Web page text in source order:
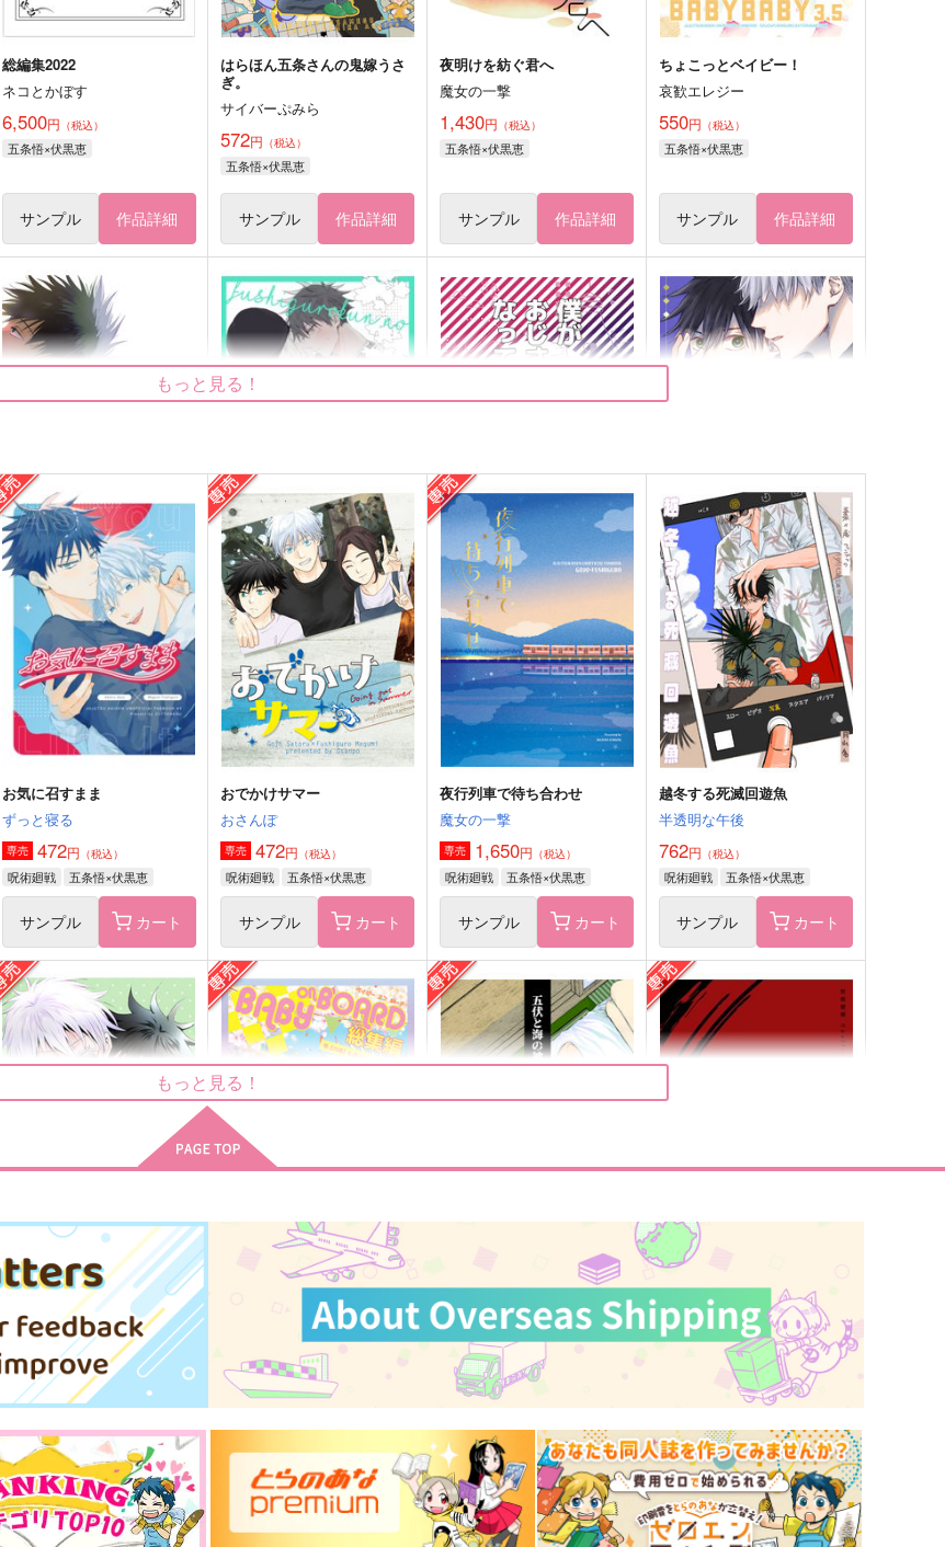
総編集2022
ネコとかぼす
6,500円 （税込）
五条悟×伏黒恵
サンプル 作品詳細
はらほん五条さんの鬼嫁うさ
ぎ。
サイバーぷみら
572円 （税込）
五条悟×伏黒恵
サンプル 作品詳細
夜明けを紡ぐ君へ
魔女の一撃
1,430円 （税込）
五条悟×伏黒恵
サンプル 作品詳細
ちょこっとベイビー！
哀歓エレジー
550円 （税込）
五条悟×伏黒恵
サンプル 作品詳細
you know what
鳥の巣
1,572 （税込）
五条悟×伏黒恵
サンプル 作品詳細
伏黒くんの〇〇って？
Bitter Snows
787円（税込）
五条悟×伏黒恵
サンプル 作品詳細
僕がおじさんになっても
つぶつぶおはぎ
944円（税込）
五条悟×伏黒恵
サンプル 作品詳細
想いは行方知れず
六花
787円（税込）
五条悟×伏黒恵
サンプル 作品詳細
青春ロジック
明日のキスじゃ、間に合わな
い
vacare-s-presso
1,265
五条悟×伏黒恵
星を拾う旅路
どうなるかわかりませんよ
もっと見る！
お気に召すまま
ずっと寝る
専売 472円 （税込）
呪術廻戦 五条悟×伏黒恵
サンプル カート
おでかけサマー
おさんぽ
専売 472円 （税込）
呪術廻戦 五条悟×伏黒恵
サンプル カート
夜行列車で待ち合わせ
魔女の一撃
専売 1,650円 （税込）
呪術廻戦 五条悟×伏黒恵
サンプル カート
越冬する死滅回遊魚
半透明な午後
762円 （税込）
呪術廻戦 五条悟×伏黒恵
サンプル カート
せんぱいこうはい
子供騙し。
専売 1,572円（税込）
呪術廻戦 五条悟×伏黒恵
サンプル カート
BABY ON BOARD 総集編
円（税込）
呪術廻戦 五条悟×伏黒恵
サンプル カート
五伏と海の神様 後編ノ壱
ゴミ箱
944円（税込）
呪術廻戦 五条悟×伏黒恵
サンプル カート
仄彩方程式
専売 1,650円（税込）
五条悟×伏黒恵
サンプル カート
もっと見る！